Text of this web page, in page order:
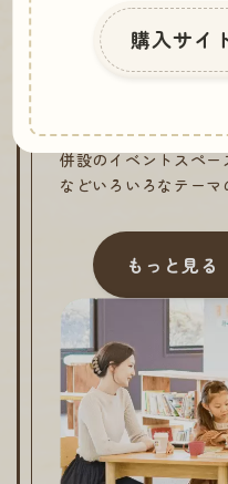
ちいさな図書館併
奈良を代表するロク
手に取って読んでいた
併設のイベントスペ
などいろいろなテーマ
もっと見る
購入サイ